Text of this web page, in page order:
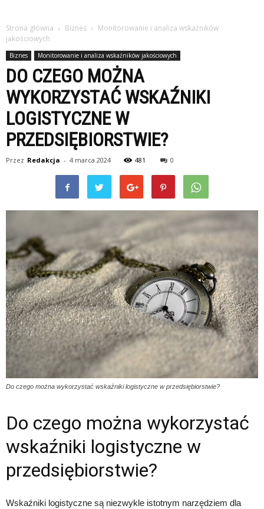
Strona główna Biznes
Monitorowanie i analiza wskaźników
jakościowych
Biznes Monitorowanie i analiza wskaźników jakościowych
DO CZEGO MOŻNA
WYKORZYSTAĆ WSKAŹNIKI
LOGISTYCZNE W
PRZEDSIĘBIORSTWIE?
Przez Redakcja - 4 marca 2024 481 0
Do czego można wykorzystać wskaźniki logistyczne w przedsiębiorstwie?
Do czego można wykorzystać
wskaźniki logistyczne w
przedsiębiorstwie?
Wskaźniki logistyczne są niezwykle istotnym narzędziem dla